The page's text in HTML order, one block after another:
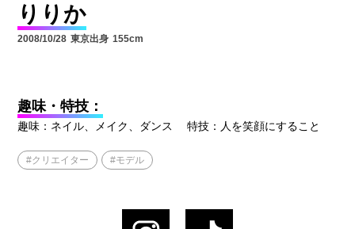
りりか
2008/10/28 東京出身 155cm
趣味・特技：
趣味：ネイル、メイク、ダンス 特技：人を笑顔にすること
#クリエイター #モデル